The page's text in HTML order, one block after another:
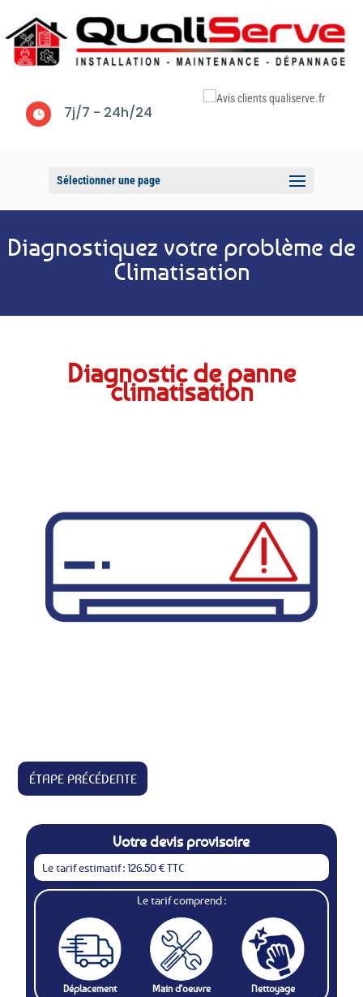
 7j/7 - 24h/24
Sélectionner une page
Diagnostiquez votre problème de
Climatisation
Diagnostic de panne
climatisation
ÉTAPE PRÉCÉDENTE
Votre devis provisoire
Le tarif estimatif : 126.50 € TTC
Le tarif comprend :
Déplacement Main d'oeuvre Nettoyage